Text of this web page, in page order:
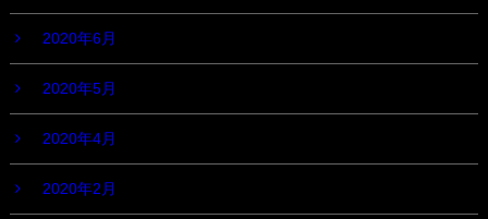
2020年6月
2020年5月
2020年4月
2020年2月